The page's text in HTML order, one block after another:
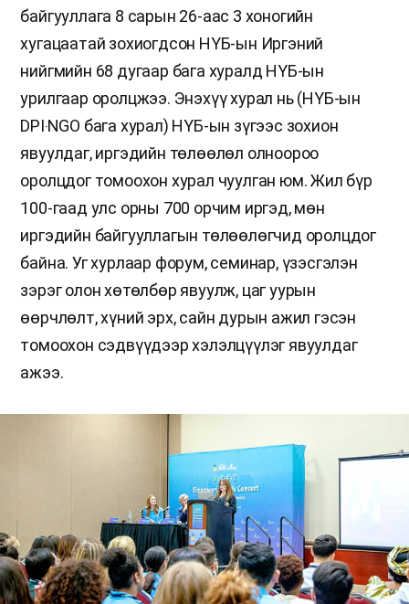
байгууллага 8 сарын 26-аас 3 хоногийн
хугацаатай зохиогдсон НҮБ-ын Иргэний
нийгмийн 68 дугаар бага хуралд НҮБ-ын
урилгаар оролцжээ. Энэхүү хурал нь (НҮБ-ын
DPI‧NGO бага хурал) НҮБ-ын зүгээс зохион
явуулдаг, иргэдийн төлөөлөл олноороо
оролцдог томоохон хурал чуулган юм. Жил бүр
100-гаад улс орны 700 орчим иргэд, мөн
иргэдийн байгууллагын төлөөлөгчид оролцдог
байна. Уг хурлаар форум, семинар, үзэсгэлэн
зэрэг олон хөтөлбөр явуулж, цаг уурын
өөрчлөлт, хүний эрх, сайн дурын ажил гэсэн
томоохон сэдвүүдээр хэлэлцүүлэг явуулдаг
ажээ.